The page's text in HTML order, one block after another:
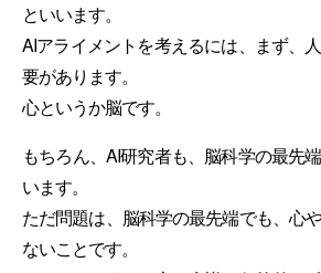
といいます。
AIアライメントを考えるには、まず、
要があります。
心というか脳です。
もちろん、AI研究者も、脳科学の最先
います。
ただ問題は、脳科学の最先端でも、心
ないことです。